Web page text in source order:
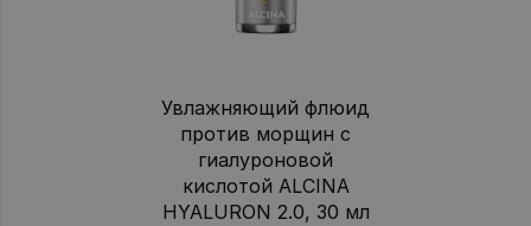
Увлажняющий флюид
против морщин с
гиалуроновой
кислотой ALCINA
HYALURON 2.0, 30 мл